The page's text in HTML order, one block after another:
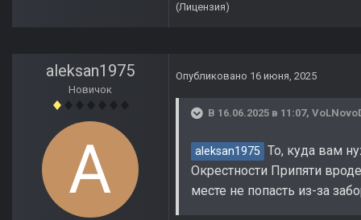
(Лицензия)
aleksan1975
Новичок
Опубликовано 16 июня, 2025
В 16.06.2025 в 11:07,
aleksan1975 То, куда вам
Окрестности Припяти
месте не попасть из-за